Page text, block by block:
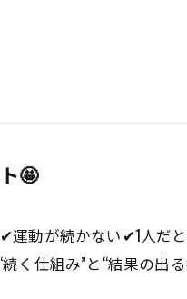
🤩
運動が続かない✔1人だ
く仕組み”と“結果の出